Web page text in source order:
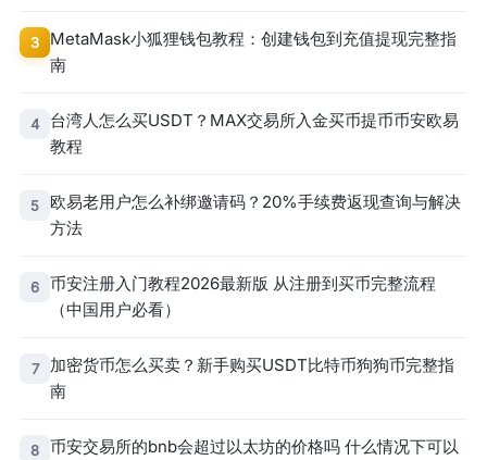
3
MetaMask小狐狸钱包教程：创建钱包到充值提现完整指
南
4
台湾人怎么买USDT？MAX交易所入金买币提币币安欧易
教程
5
欧易老用户怎么补绑邀请码？20%手续费返现查询与解决
方法
6
币安注册入门教程2026最新版 从注册到买币完整流程
（中国用户必看）
7
加密货币怎么买卖？新手购买USDT比特币狗狗币完整指
南
8
币安交易所的bnb会超过以太坊的价格吗 什么情况下可以